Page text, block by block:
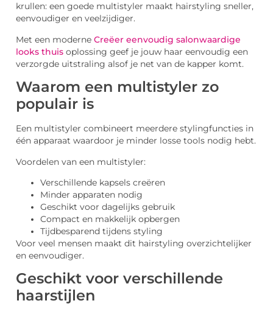
krullen: een goede multistyler maakt hairstyling sneller,
eenvoudiger en veelzijdiger.
Met een moderne Creëer eenvoudig salonwaardige
looks thuis oplossing geef je jouw haar eenvoudig een
verzorgde uitstraling alsof je net van de kapper komt.
Waarom een multistyler zo
populair is
Een multistyler combineert meerdere stylingfuncties in
één apparaat waardoor je minder losse tools nodig hebt.
Voordelen van een multistyler:
Verschillende kapsels creëren
Minder apparaten nodig
Geschikt voor dagelijks gebruik
Compact en makkelijk opbergen
Tijdbesparend tijdens styling
Voor veel mensen maakt dit hairstyling overzichtelijker
en eenvoudiger.
Geschikt voor verschillende
haarstijlen